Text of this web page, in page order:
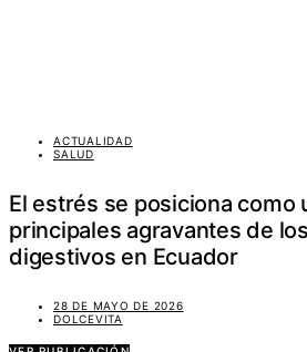
ACTUALIDAD
SALUD
El estrés se posiciona como
principales agravantes de
digestivos en Ecuador
28 DE MAYO DE 2026
DOLCEVITA